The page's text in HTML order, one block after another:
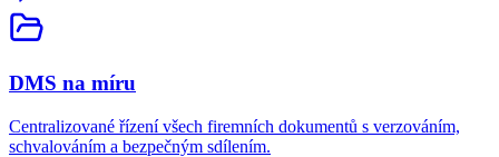
DMS na míru
Centralizované řízení všech firemních dokumentů s verzováním,
schvalováním a bezpečným sdílením.